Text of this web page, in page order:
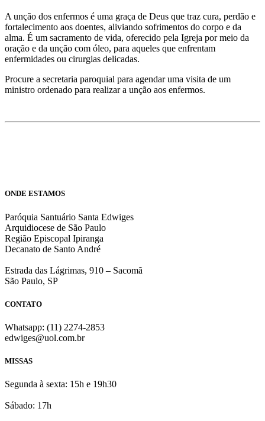
A unção dos enfermos é uma graça de Deus que traz cura, perdão e
fortalecimento aos doentes, aliviando sofrimentos do corpo e da
alma. É um sacramento de vida, oferecido pela Igreja por meio da
oração e da unção com óleo, para aqueles que enfrentam
enfermidades ou cirurgias delicadas.
Procure a secretaria paroquial para agendar uma visita de um
ministro ordenado para realizar a unção aos enfermos.
ONDE ESTAMOS
Paróquia Santuário Santa Edwiges
Arquidiocese de São Paulo
Região Episcopal Ipiranga
Decanato de Santo André
Estrada das Lágrimas, 910 – Sacomã
São Paulo, SP
CONTATO
Whatsapp: (11) 2274-2853
edwiges@uol.com.br
MISSAS
Segunda à sexta: 15h e 19h30
Sábado: 17h